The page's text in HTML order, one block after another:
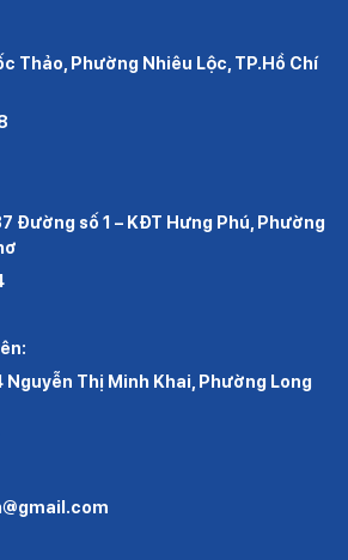
Thảo, Phường Nhiêu Lộc, TP.Hồ Chí
Đường số 1 – KĐT Hưng Phú, Phường
Thị Minh Khai, Phường Long